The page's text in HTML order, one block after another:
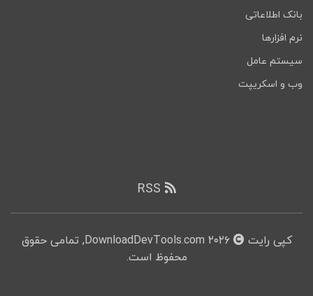
بانک اطلاعاتی
نرم افزارها
سیستم عامل
وب و اسکریپت
کپی رایت
۲۰۲۶ DownloadDevTools.com, تمامی حقوق
محفوظ است.